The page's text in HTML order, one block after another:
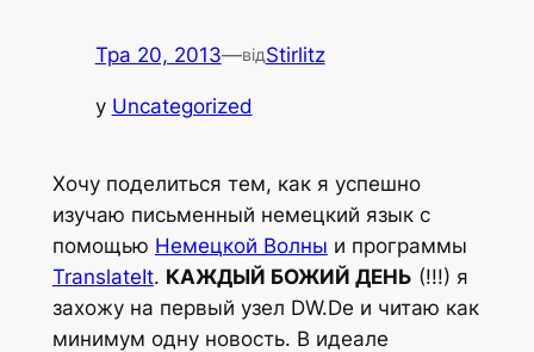
Тра 20, 2013—відStirlitz
у Uncategorized
Хочу поделиться тем, как я успешно
изучаю письменный немецкий язык с
помощью Немецкой Волны и программы
TranslateIt. КАЖДЫЙ БОЖИЙ ДЕНЬ (!!!) я
захожу на первый узел DW.De и читаю как
минимум одну новость. В идеале